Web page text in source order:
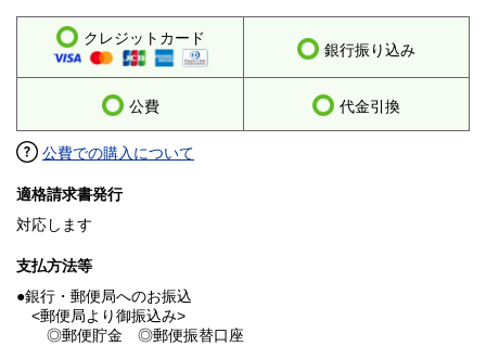
クレジットカード
銀行振り込み
公費 代金引換
公費での購入について
適格請求書発行
対応します
支払方法等
●銀行・郵便局へのお振込
<郵便局より御振込み>
◎郵便貯金 ◎郵便振替口座